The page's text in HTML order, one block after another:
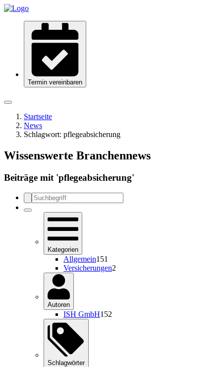
Termin vereinbaren
Startseite
News
Schlagwort: pflegeabsicherung
Wissenswerte Branchennews
Beiträge mit 'pflegeabsicherung'
Kategorien
Allgemein151
Versicherungen2
Autoren
ISH GmbH152
Schlagwörter